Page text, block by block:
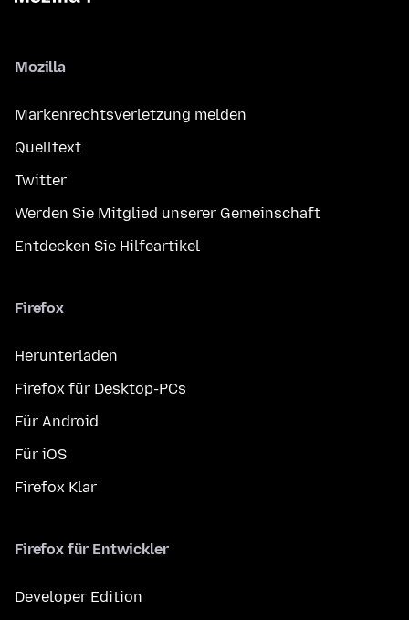
Mozilla
Markenrechtsverletzung melden
Quelltext
Twitter
Werden Sie Mitglied unserer Gemeinschaft
Entdecken Sie Hilfeartikel
Firefox
Herunterladen
Firefox für Desktop-PCs
Für Android
Für iOS
Firefox Klar
Firefox für Entwickler
Developer Edition